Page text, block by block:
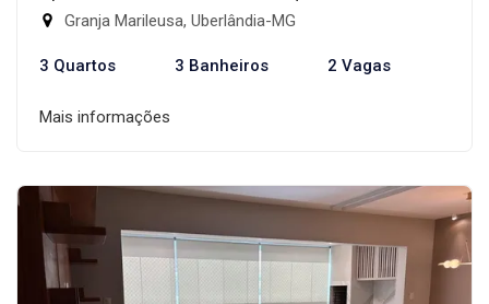
Granja Marileusa, Uberlândia-MG
3 Quartos 3 Banheiros 2 Vagas
Mais informações